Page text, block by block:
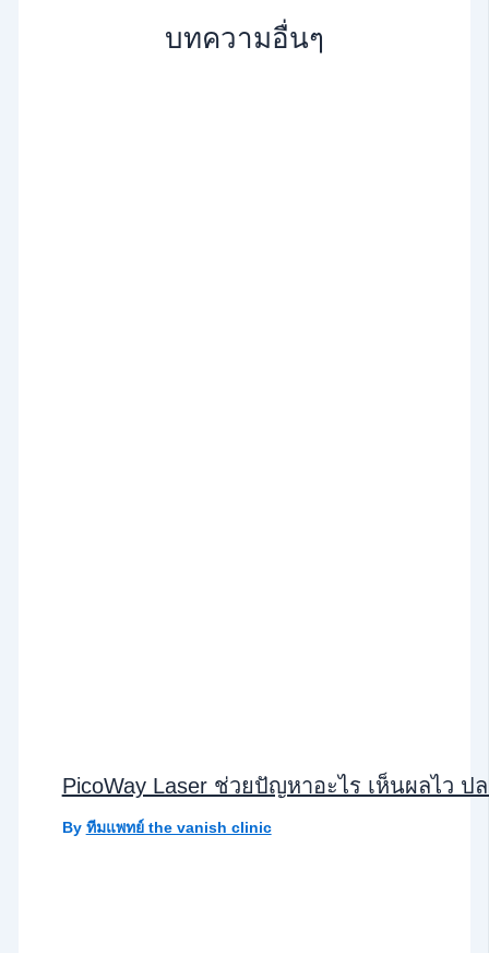
บทความอื่นๆ
PicoWay Laser ช่วยปัญหาอะไร เห็นผลไว ป
By ทีมแพทย์ the vanish clinic